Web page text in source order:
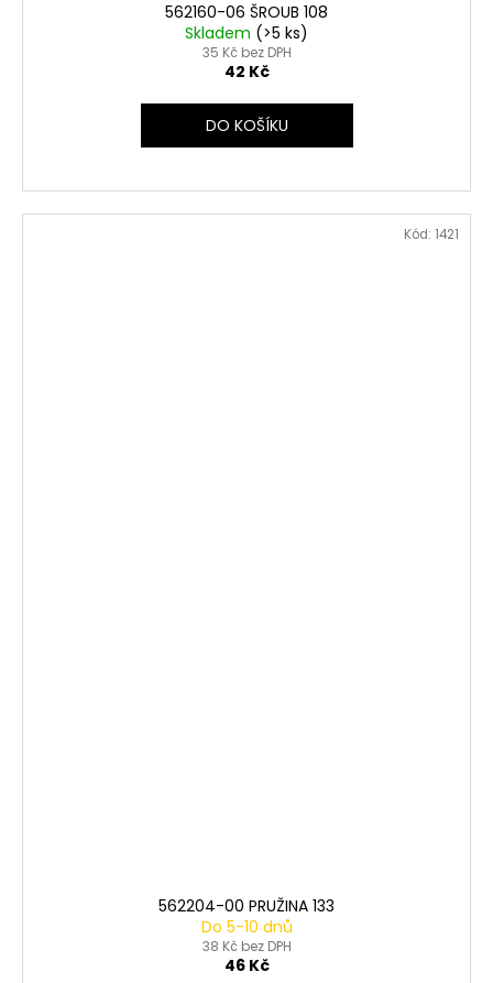
562160-06 ŠROUB 108
Skladem (>5 ks)
35 Kč bez DPH
42 Kč
DO KOŠÍKU
562204-00 PRUŽINA 133
Do 5-10 dnů
38 Kč bez DPH
46 Kč
Kód: 1421